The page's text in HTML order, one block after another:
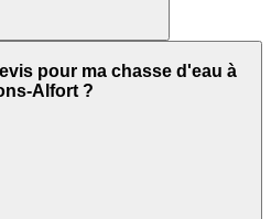
pour ma chasse d'eau à
Alfort ?